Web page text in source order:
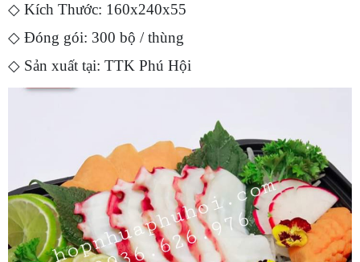
◇ Kích Thước: 160x240x55
◇ Đóng gói: 300 bộ / thùng
◇ Sản xuất tại: TTK Phú Hội